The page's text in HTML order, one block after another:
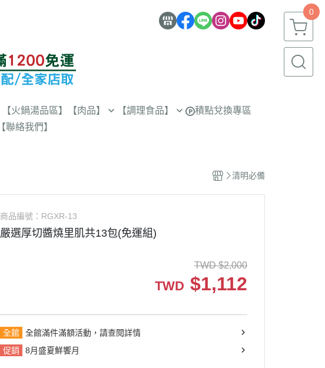
0
【火鍋湯品區】 【肉品】
雞鴨肉
【調理食品】
積點兌換專區
【聯絡我們】
清明必備
商品編號： RGXR-13
嚴選厚切醬燒里肌共13包(免運組)
TWD $2,000
TWD $1,112
全館
全館滿件滿額活動，請查閱詳情
促銷
8月盛夏鮮饗月